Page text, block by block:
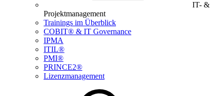
IT- &
Projektmanagement
Trainings im Überblick
COBIT® & IT Governance
IPMA
ITIL®
PMI®
PRINCE2®
Lizenzmanagement